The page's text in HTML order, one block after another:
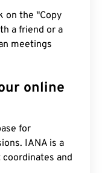
on the "Copy
a friend or a
meetings
online
for
IANA is a
and